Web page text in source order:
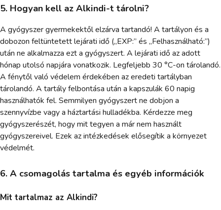
5. Hogyan kell az Alkindi-t tárolni?
A gyógyszer gyermekektől elzárva tartandó! A tartályon és a
dobozon feltüntetett lejárati idő („EXP:” és „Felhasználható:”)
után ne alkalmazza ezt a gyógyszert. A lejárati idő az adott
hónap utolsó napjára vonatkozik. Legfeljebb 30 °C-on tárolandó.
A fénytől való védelem érdekében az eredeti tartályban
tárolandó. A tartály felbontása után a kapszulák 60 napig
használhatók fel. Semmilyen gyógyszert ne dobjon a
szennyvízbe vagy a háztartási hulladékba. Kérdezze meg
gyógyszerészét, hogy mit tegyen a már nem használt
gyógyszereivel. Ezek az intézkedések elősegítik a környezet
védelmét.
6. A csomagolás tartalma és egyéb információk
Mit tartalmaz az Alkindi?